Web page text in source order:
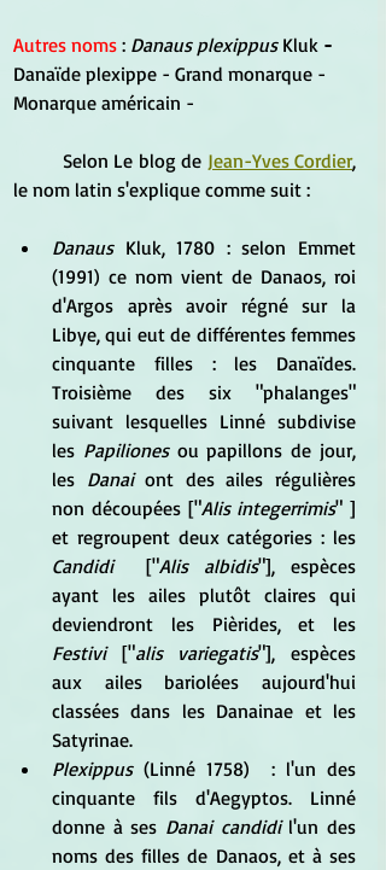
Autres noms : Danaus plexippus Kluk -
Danaïde plexippe - Grand monarque -
Monarque américain -
	Selon Le blog de
Jean-Yves Cordier,
le nom latin s'explique comme suit :
Danaus Kluk, 1780 : selon Emmet
(1991) ce nom vient de Danaos, roi
d'Argos après avoir régné sur la
Libye, qui eut de différentes femmes
cinquante filles : les Danaïdes.
Troisième des six "phalanges"
suivant lesquelles Linné subdivise
les Papiliones ou papillons de jour,
les Danai ont des ailes régulières
non découpées ["Alis integerrimis" ]
Candidi
["Alis albidis"], espèces
ayant les ailes plutôt claires qui
Festivi ["alis variegatis"], espèces
aux ailes bariolées aujourd'hui
classées dans les Danainae et les
Satyrinae.
Plexippus (Linné 1758)  : l'un des
cinquante fils d'Aegyptos. Linné
donne à ses Danai candidi l'un des